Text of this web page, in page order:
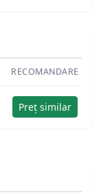
RECOMANDARE
Preț similar